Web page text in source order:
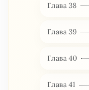
Глава 38
Глава 39
Глава 40
Глава 41